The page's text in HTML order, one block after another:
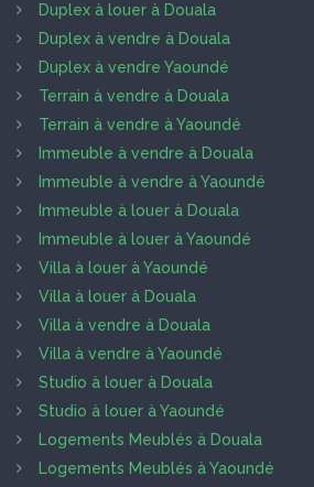
Duplex à louer à Douala
Duplex à vendre à Douala
Duplex à vendre Yaoundé
Terrain à vendre à Douala
Terrain à vendre à Yaoundé
Immeuble à vendre à Douala
Immeuble à vendre à Yaoundé
Immeuble à louer à Douala
Immeuble à louer à Yaoundé
Villa à louer à Yaoundé
Villa à louer à Douala
Villa à vendre à Douala
Villa à vendre à Yaoundé
Studio à louer à Douala
Studio à louer à Yaoundé
Logements Meublés à Douala
Logements Meublés à Yaoundé